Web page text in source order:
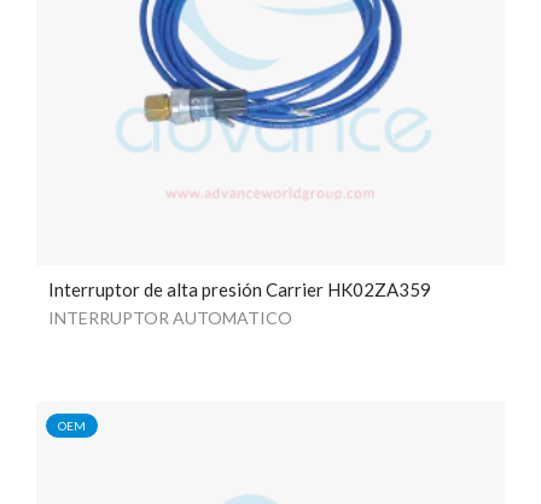
Interruptor de alta presión Carrier HK02ZA359
INTERRUPTOR AUTOMATICO
OEM